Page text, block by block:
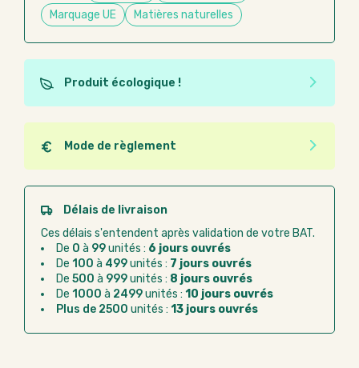
Marquage UE
Matières naturelles
Produit écologique !
Ce produit est éco-conçu, il a été fabriqué à partir de
matériaux recyclés ou recyclables. Ces produits
peuvent plus facilement obtenir une seconde vie
après utilisation. L'origine de fabrication du produit
n'entre pas dans les critères d'éco-conception.
Mode de règlement
Quel que soit le mode de règlement, vous pouvez
passer commande en ligne sur Good Act.
Paiement CB :paiement sécurisé par carte
Virement bancaire :règlement sur facture
après la commande
Chorus Pro :règlement par mandat
administratif après la commande
Délais de livraison
Ces délais s'entendent après validation de votre BAT.
De 0 à 99unités : 6 jours ouvrés
De 100 à 499unités : 7 jours ouvrés
De 500 à 999unités : 8 jours ouvrés
De 1000 à 2499unités : 10 jours ouvrés
Plus de 2500 unités : 13 jours ouvrés